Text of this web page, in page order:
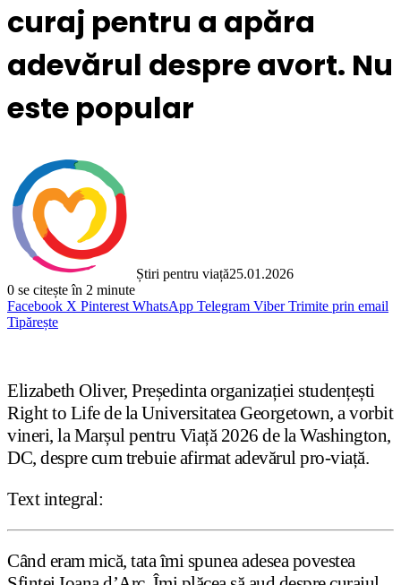
curaj pentru a apăra
adevărul despre avort. Nu
este popular
Știri pentru viață25.01.2026
0 se citește în 2 minute
Facebook X Pinterest WhatsApp Telegram Viber Trimite prin email
Tipărește
Elizabeth Oliver, Președinta organizației studențești
Right to Life de la Universitatea Georgetown, a vorbit
vineri, la Marșul pentru Viață 2026 de la Washington,
DC, despre cum trebuie afirmat adevărul pro-viață.
Text integral:
Când eram mică, tata îmi spunea adesea povestea